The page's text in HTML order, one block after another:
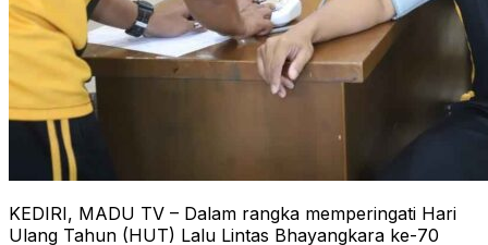
KEDIRI, MADU TV – Dalam rangka memperingati Hari
Ulang Tahun (HUT) Lalu Lintas Bhayangkara ke-70